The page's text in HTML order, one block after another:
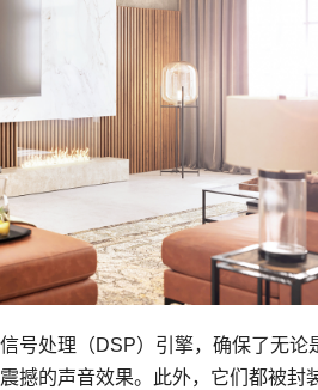
号处理（DSP）引擎，确保了无论
撼的声音效果。此外，它们都被封